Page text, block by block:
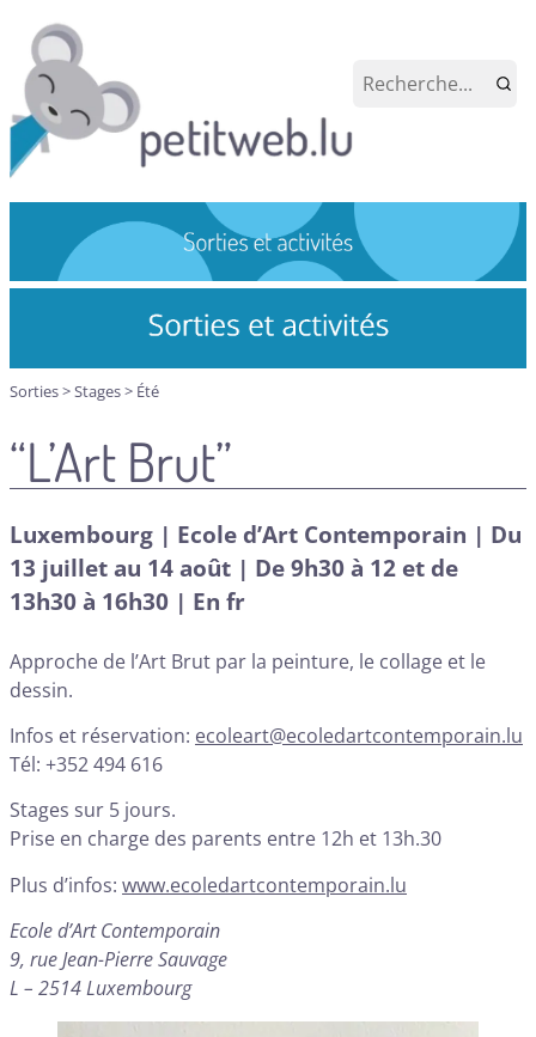
Sorties>Stages> Été
“L’Art Brut”
Luxembourg | Ecole d’Art Contemporain | Du
13 juillet au 14 août | De 9h30 à 12 et de
13h30 à 16h30 | En fr
Approche de l’Art Brut par la peinture, le collage et le
dessin.
Infos et réservation: ecoleart@ecoledartcontemporain.lu
Tél: +352 494 616
Stages sur 5 jours.
Prise en charge des parents entre 12h et 13h.30
Plus d’infos: www.ecoledartcontemporain.lu
Ecole d’Art Contemporain
9, rue Jean-Pierre Sauvage
L – 2514 Luxembourg